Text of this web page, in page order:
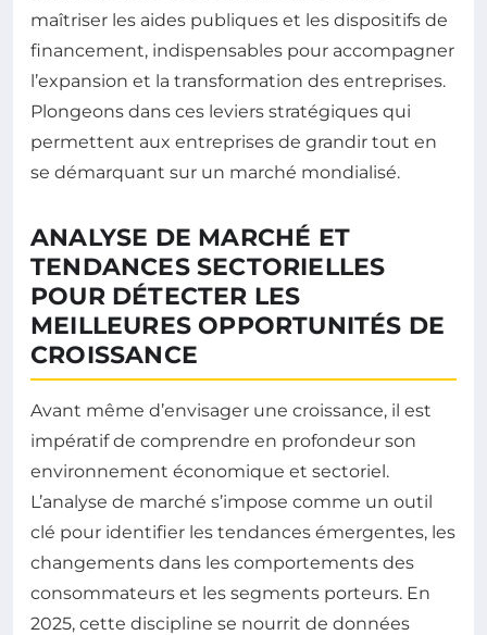
maîtriser les aides publiques et les dispositifs de
financement, indispensables pour accompagner
l’expansion et la transformation des entreprises.
Plongeons dans ces leviers stratégiques qui
permettent aux entreprises de grandir tout en
se démarquant sur un marché mondialisé.
ANALYSE DE MARCHÉ ET
TENDANCES SECTORIELLES
POUR DÉTECTER LES
MEILLEURES OPPORTUNITÉS DE
CROISSANCE
Avant même d’envisager une croissance, il est
impératif de comprendre en profondeur son
environnement économique et sectoriel.
L’analyse de marché s’impose comme un outil
clé pour identifier les tendances émergentes, les
changements dans les comportements des
consommateurs et les segments porteurs. En
2025, cette discipline se nourrit de données